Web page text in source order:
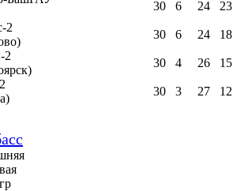
30 6 24 23
2
30 6 24 18
2
30 4 26 15
30 3 27 12